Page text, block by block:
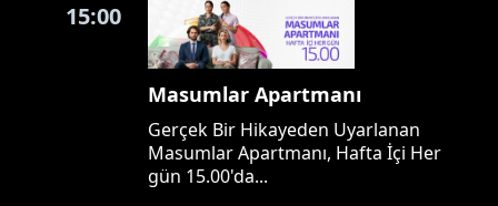
15:00
Masumlar Apartmanı
Gerçek Bir Hikayeden Uyarlanan
Masumlar Apartmanı, Hafta İçi Her
gün 15.00'da...